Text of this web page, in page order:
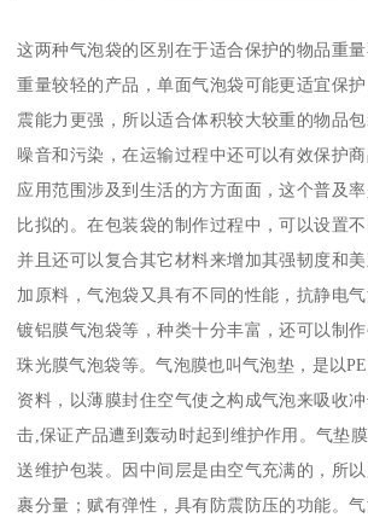
这两种气泡袋的区别在于适合保护的物品重
重量较轻的产品，单面气泡袋可能更适宜保
震能力更强，所以适合体积较大较重的物品
噪音和污染，在运输过程中还可以有效保护
应用范围涉及到生活的方方面面，这个普及
比拟的。在包装袋的制作过程中，可以设置
并且还可以复合其它材料来增加其强韧度和
加原料，气泡袋又具有不同的性能，抗静电气
镀铝膜气泡袋等，种类十分丰富，还可以制作
珠光膜气泡袋等。气泡膜也叫气泡垫，是以
资料，以薄膜封住空气使之构成气泡来吸收
击,保证产品遭到轰动时起到维护作用。气垫
送维护包装。因中间层是由空气充满的，所
裹分量；赋有弹性，具有防震防压的功能。